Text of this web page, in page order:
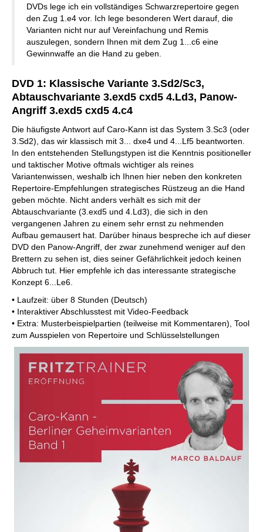
DVDs lege ich ein vollständiges Schwarzrepertoire gegen
den Zug 1.e4 vor. Ich lege besonderen Wert darauf, die
Varianten nicht nur auf Vereinfachung und Remis
auszulegen, sondern Ihnen mit dem Zug 1...c6 eine
Gewinnwaffe an die Hand zu geben.
DVD 1: Klassische Variante 3.Sd2/Sc3,
Abtauschvariante 3.exd5 cxd5 4.Ld3, Panow-
Angriff 3.exd5 cxd5 4.c4
Die häufigste Antwort auf Caro-Kann ist das System 3.Sc3 (oder
3.Sd2), das wir klassisch mit 3... dxe4 und 4...Lf5 beantworten.
In den entstehenden Stellungstypen ist die Kenntnis positioneller
und taktischer Motive oftmals wichtiger als reines
Variantenwissen, weshalb ich Ihnen hier neben den konkreten
Repertoire-Empfehlungen strategisches Rüstzeug an die Hand
geben möchte. Nicht anders verhält es sich mit der
Abtauschvariante (3.exd5 und 4.Ld3), die sich in den
vergangenen Jahren zu einem sehr ernst zu nehmenden
Aufbau gemausert hat. Darüber hinaus bespreche ich auf dieser
DVD den Panow-Angriff, der zwar zunehmend weniger auf den
Brettern zu sehen ist, dies seiner Gefährlichkeit jedoch keinen
Abbruch tut. Hier empfehle ich das interessante strategische
Konzept 6...Le6.
• Laufzeit: über 8 Stunden (Deutsch)
• Interaktiver Abschlusstest mit Video-Feedback
• Extra: Musterbeispielpartien (teilweise mit Kommentaren), Tool
zum Ausspielen von Repertoire und Schlüsselstellungen